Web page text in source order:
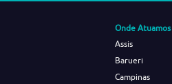
Onde Atuamos
Assis
Barueri
Campinas